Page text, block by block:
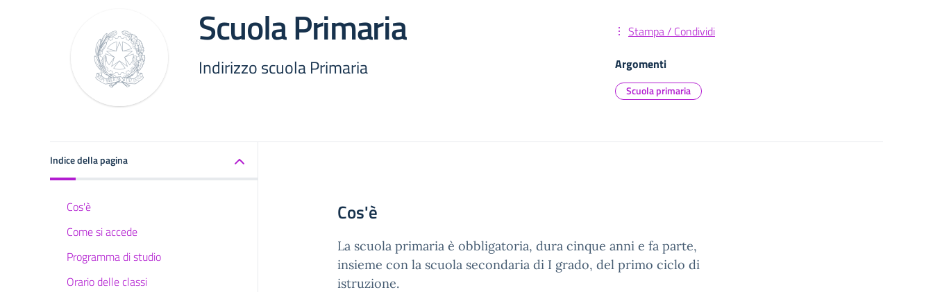
Scuola Primaria
Indirizzo scuola Primaria
Stampa / Condividi
Argomenti
Scuola primaria
Indice della pagina
Cos'è
Come si accede
Programma di studio
Orario delle classi
Cos'è
La scuola primaria è obbligatoria, dura cinque anni e fa parte,
insieme con la scuola secondaria di I grado, del primo ciclo di
istruzione.